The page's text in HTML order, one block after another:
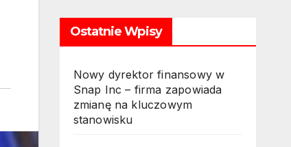
Ostatnie Wpisy
Nowy dyrektor finansowy w
Snap Inc – firma zapowiada
zmianę na kluczowym
stanowisku